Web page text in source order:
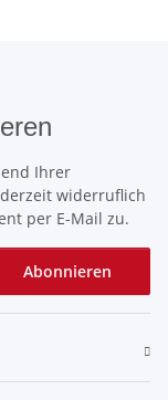
Ihrer
widerruflich
per E-Mail zu.
Abonnieren